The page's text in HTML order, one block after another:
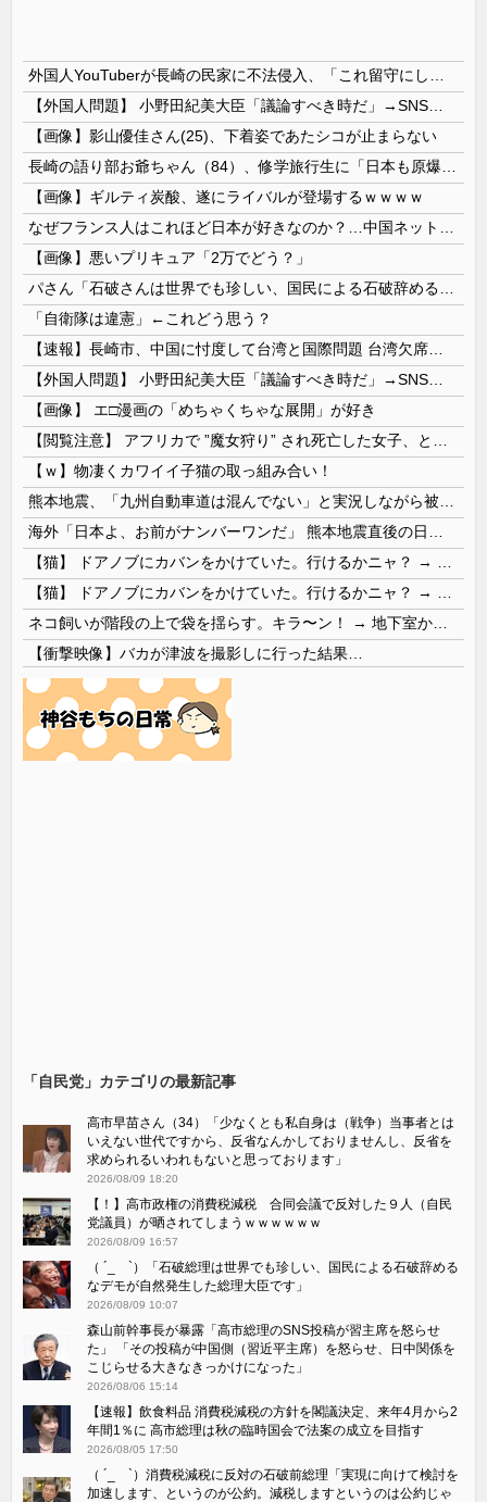
【画像】影山優佳さん(25)、下着姿であたシコが止まらない
【画像】ギルティ炭酸、遂にライバルが登場するｗｗｗｗ
【画像】悪いプリキュア「2万でどう？」
「自衛隊は違憲」←これどう思う？
【画像】 エ□漫画の「めちゃくちゃな展開」が好き
【ｗ】物凄くカワイイ子猫の取っ組み合い！
【衝撃映像】バカが津波を撮影しに行った結果…
「自民党」カテゴリの最新記事
高市早苗さん（34）「少なくとも私自身は（戦争）当事者とは
いえない世代ですから、反省なんかしておりませんし、反省を
求められるいわれもないと思っております」
2026/08/09 18:20
【！】高市政権の消費税減税 合同会議で反対した９人（自民
党議員）が晒されてしまうｗｗｗｗｗｗ
2026/08/09 16:57
（ ´_ゝ`）「石破総理は世界でも珍しい、国民による石破辞める
なデモが自然発生した総理大臣です」
2026/08/09 10:07
森山前幹事長が暴露「高市総理のSNS投稿が習主席を怒らせ
た」 「その投稿が中国側（習近平主席）を怒らせ、日中関係を
こじらせる大きなきっかけになった」
2026/08/06 15:14
【速報】飲食料品 消費税減税の方針を閣議決定、来年4月から2
年間1％に 高市総理は秋の臨時国会で法案の成立を目指す
2026/08/05 17:50
（ ´_ゝ`）消費税減税に反対の石破前総理「実現に向けて検討を
加速します、というのが公約。減税しますというのは公約じゃ